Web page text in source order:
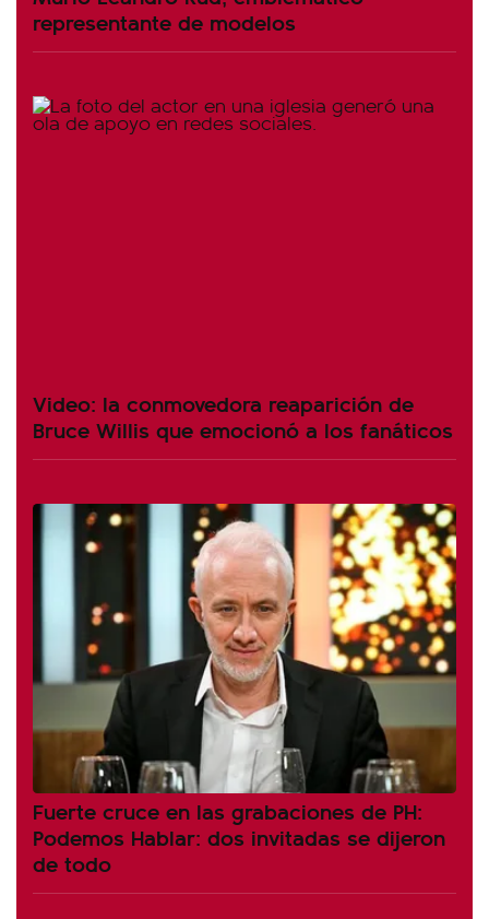
representante de modelos
Video: la conmovedora reaparición de
Bruce Willis que emocionó a los fanáticos
Fuerte cruce en las grabaciones de PH:
Podemos Hablar: dos invitadas se dijeron
de todo